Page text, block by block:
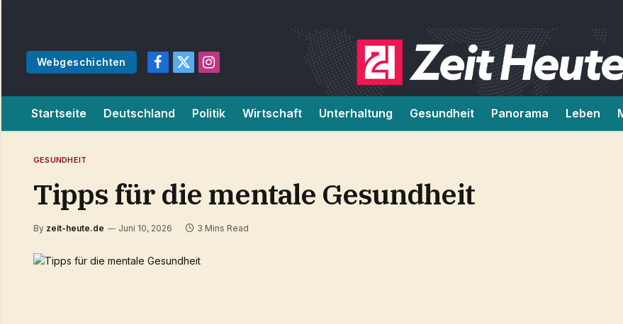
Webgeschichten
Facebook
X
Instagram
Startseite Deutschland Politik Wirtschaft Unterhaltung Gesundheit Panorama Leben
GESUNDHEIT
Tipps für die mentale Gesundheit
By zeit-heute.de Juni 10, 2026 3 Mins Read